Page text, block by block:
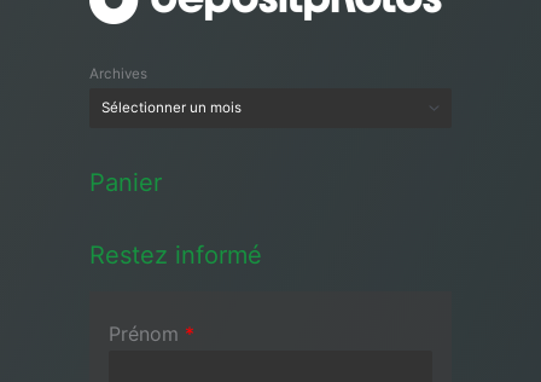
Archives
Panier
Restez informé
Prénom *